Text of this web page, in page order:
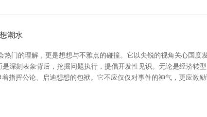
潮水
门的理解，更是想想与不雅点的碰撞。它以尖锐的视角关心国
是深刻表象背后，挖掘问题执行，提倡开发性见识。无论是经济
指挥公论、启迪想想的包袱。它不应仅仅对事件的神气，更应激